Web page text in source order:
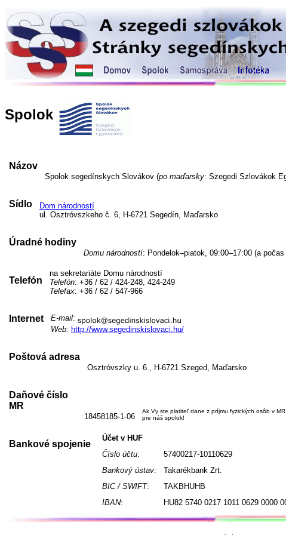
Spolok
Názov
Spolok segedínskych Slovákov (po maďarsky: Szegedi Szlovákok
Sídlo
Dom národností
ul. Osztróvszkeho č. 6, H-6721 Segedín, Maďarsko
Úradné hodiny
Domu národností: Pondelok–piatok, 09:00–17:00 (a
Telefón
na sekretariáte Domu národností
Telefón: +36 / 62 / 424-248, 424-249
Telefax: +36 / 62 / 547-966
Internet E-mail:
Web: http://www.segedinskislovaci.hu/
Poštová adresa
Osztróvszky u. 6., H-6721 Szeged, Maďarsko
Daňové číslo
MR
18458185-1-06
Ak Vy ste platiteľ dane z príjmu fyzických osôb v
pre náš spolok!
Bankové spojenie
Účet v HUF
Číslo účtu:
57400217-10110629
Bankový ústav:
Takarékbank Zrt.
BIC / SWIFT:
TAKBHUHB
IBAN: HU82 5740 0217 1011 0629 0000